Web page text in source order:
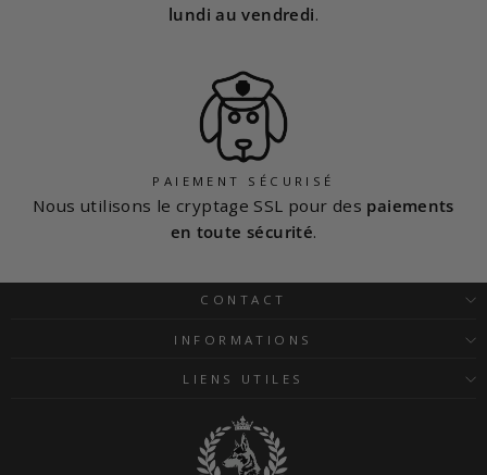
lundi au vendredi.
PAIEMENT SÉCURISÉ
Nous utilisons le cryptage SSL pour des paiements
en toute sécurité.
CONTACT
INFORMATIONS
LIENS UTILES